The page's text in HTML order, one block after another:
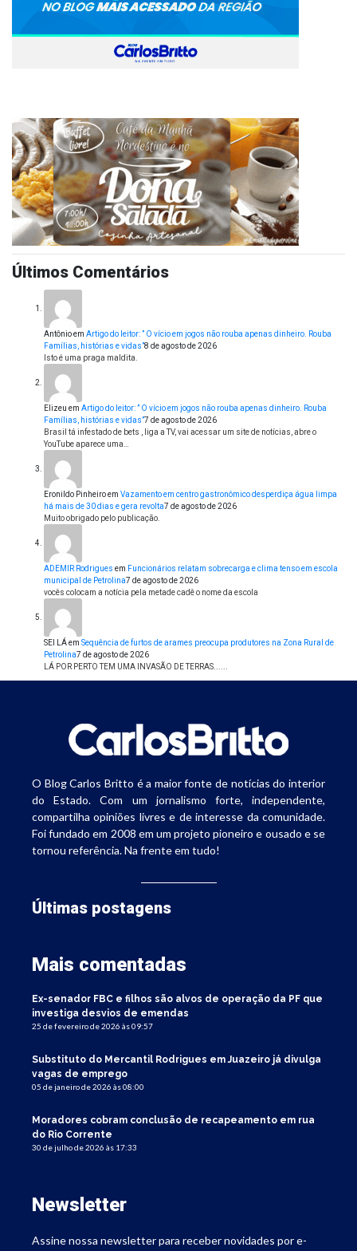
Últimos Comentários
Antônioem Artigo do leitor: ” O vício em jogos não rouba apenas dinheiro. Rouba
Famílias, histórias e vidas”8 de agosto de 2026
Isto é uma praga maldita.
Elizeu em Artigo do leitor: ” O vício em jogos não rouba apenas dinheiro. Rouba
Famílias, histórias e vidas”7 de agosto de 2026
Brasil tá infestado de bets , liga a TV, vai acessar um site de notícias, abre o
YouTube aparece uma…
Eronildo Pinheiroem Vazamento em centro gastronômico desperdiça água limpa
há mais de 30 dias e gera revolta7 de agosto de 2026
Muito obrigado pelo publicação.
ADEMIR Rodrigues em Funcionários relatam sobrecarga e clima tenso em escola
municipal de Petrolina7 de agosto de 2026
vocês colocam a notícia pela metade cadê o nome da escola
SEI LÁem Sequência de furtos de arames preocupa produtores na Zona Rural de
Petrolina7 de agosto de 2026
LÁ POR PERTO TEM UMA INVASÃO DE TERRAS......
O Blog Carlos Britto é a maior fonte de notícias do interior
do Estado. Com um jornalismo forte, independente,
compartilha opiniões livres e de interesse da comunidade.
Foi fundado em 2008 em um projeto pioneiro e ousado e se
tornou referência. Na frente em tudo!
Últimas postagens
Mais comentadas
Ex-senador FBC e filhos são alvos de operação da PF que
investiga desvios de emendas
25 de fevereiro de 2026 às 09:57
Substituto do Mercantil Rodrigues em Juazeiro já divulga
vagas de emprego
05 de janeiro de 2026 às 08:00
Moradores cobram conclusão de recapeamento em rua
do Rio Corrente
30 de julho de 2026 às 17:33
Newsletter
Assine nossa newsletter para receber novidades por e-